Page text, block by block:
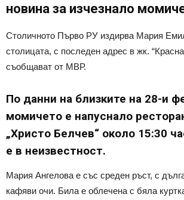
новина за изчезнало
Столичното Първо РУ издирва Мария
столицата, с последен адрес в жк.
съобщават от МВР.
По данни на близките на 28-и
момичето е напуснало
„Христо Белчев“ около 15:30
е в неизвестност.
Мария Ангелова е със среден ръст, с
кафяви очи. Била е облечена с бяла